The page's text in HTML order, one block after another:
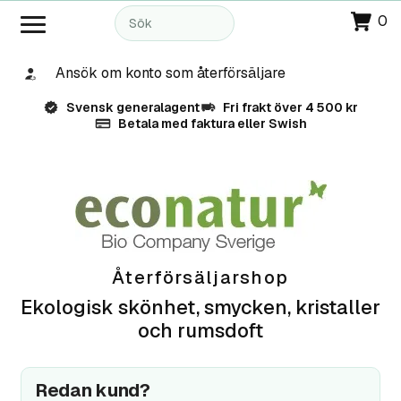
0
Ansök om konto som återförsäljare
Svensk generalagent
Fri frakt över 4 500 kr
Betala med faktura eller Swish
Återförsäljarshop
Ekologisk skönhet, smycken, kristaller
och rumsdoft
Redan kund?